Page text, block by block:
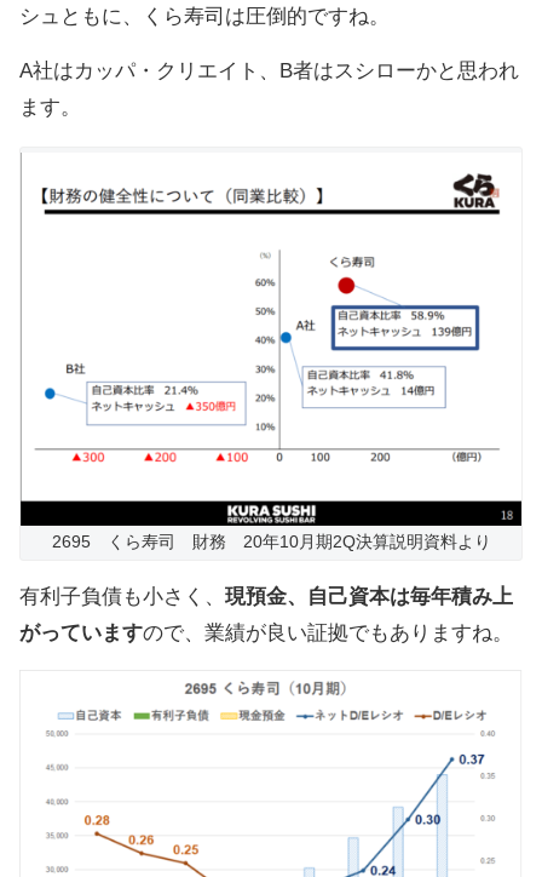
シュともに、くら寿司は圧倒的ですね。
A社はカッパ・クリエイト、B者はスシローかと思われ
ます。
2695 くら寿司 財務 20年10月期2Q決算説明資料より
有利子負債も小さく、 現預金、自己資本は毎年積み上
がっていますので、業績が良い証拠でもありますね。